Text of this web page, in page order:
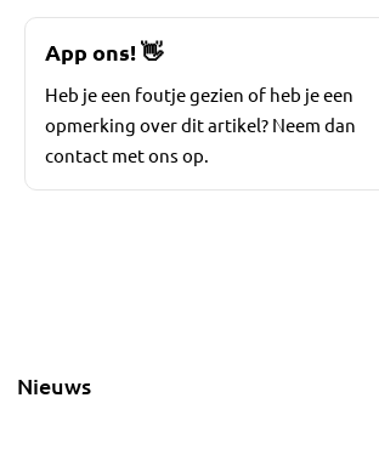
App ons!👋
Heb je een foutje gezien of heb je een
opmerking over dit artikel? Neem dan
contact met ons op.
Nieuws